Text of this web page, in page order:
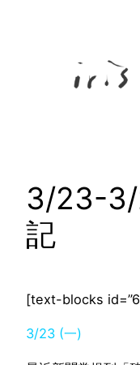
3/23-3/
記
[text-blocks
3/23 (一)